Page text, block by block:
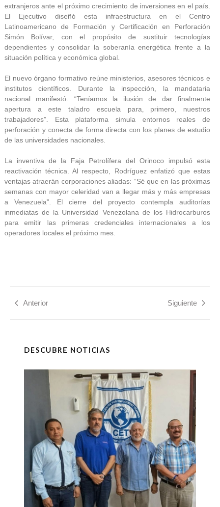
extranjeros ante el próximo crecimiento de inversiones en el país.
El Ejecutivo diseñó esta infraestructura en el Centro
Latinoamericano de Formación y Certificación en Perforación
Simón Bolívar, con el propósito de sustituir tecnologías
dependientes y consolidar la soberanía energética frente a la
situación política y económica global.
El nuevo órgano formativo reúne ministerios, asesores técnicos e
institutos científicos. Durante la inspección, la mandataria
nacional manifestó: “Teníamos la ilusión de dar finalmente
apertura a este taladro escuela para, primero, nuestros
trabajadores”. Esta plataforma simula entornos reales de
perforación y conecta de forma directa con los planes de estudio
de las universidades nacionales.
La inventiva de la Faja Petrolífera del Orinoco impulsó esta
reactivación técnica. Al respecto, Rodríguez enfatizó que estas
ventajas atraerán corporaciones aliadas: “Sé que en las próximas
semanas con mayor celeridad van a llegar más y más empresas
a Venezuela”. El cierre del proyecto contempla auditorías
inmediatas de la Universidad Venezolana de los Hidrocarburos
para emitir las primeras credenciales internacionales a los
operadores locales el próximo mes.
Anterior Siguiente
DESCUBRE NOTICIAS